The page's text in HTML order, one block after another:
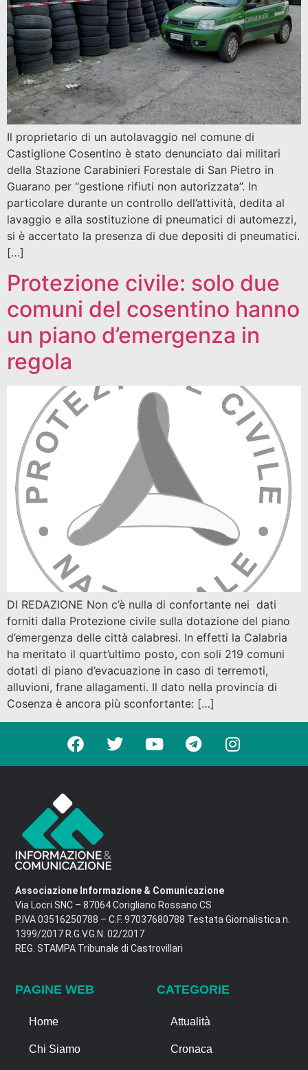
Il proprietario di un autolavaggio nel comune di
Castiglione Cosentino è stato denunciato dai militari
della Stazione Carabinieri Forestale di San Pietro in
Guarano per “gestione rifiuti non autorizzata”. In
particolare durante un controllo dell’attività, dedita al
lavaggio e alla sostituzione di pneumatici di automezzi,
si è accertato la presenza di due depositi di pneumatici.
[…]
Protezione civile: solo due
comuni del cosentino hanno
un piano d’emergenza in
regola
DI REDAZIONE Non c’è nulla di confortante nei dati
forniti dalla Protezione civile sulla dotazione del piano
d’emergenza delle città calabresi. In effetti la Calabria
ha meritato il quart’ultimo posto, con soli 219 comuni
dotati di piano d’evacuazione in caso di terremoti,
alluvioni, frane allagamenti. Il dato nella provincia di
Cosenza è ancora più sconfortante: […]
Associazione Informazione & Comunicazione
Via Locri SNC – 87064 Corigliano Rossano CS
P.IVA 03516250788 – C.F. 97037680788 Testata Giornalistica n.
1399/2017 R.G.V.G.N. 02/2017
REG. STAMPA Tribunale di Castrovillari
PAGINE WEB
Home
Chi Siamo
CATEGORIE
Attualità
Cronaca